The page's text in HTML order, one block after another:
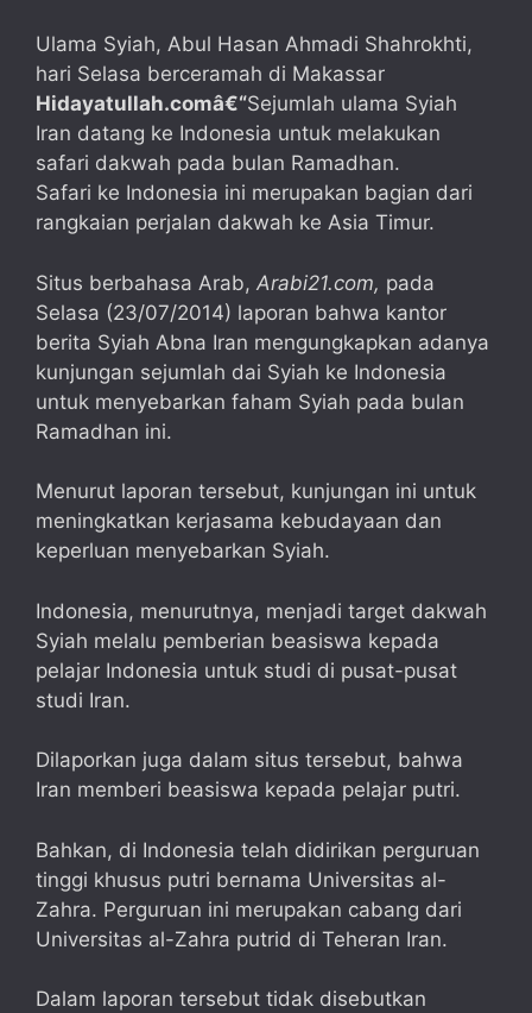
Ulama Syiah, Abul Hasan Ahmadi Shahrokhti,
hari Selasa berceramah di Makassar
Hidayatullah.comâ€“Sejumlah ulama Syiah
Iran datang ke Indonesia untuk melakukan
safari dakwah pada bulan Ramadhan.
Safari ke Indonesia ini merupakan bagian dari
rangkaian perjalan dakwah ke Asia Timur.
Situs berbahasa Arab, Arabi21.com, pada
Selasa (23/07/2014) laporan bahwa kantor
berita Syiah Abna Iran mengungkapkan adanya
kunjungan sejumlah dai Syiah ke Indonesia
untuk menyebarkan faham Syiah pada bulan
Ramadhan ini.
Menurut laporan tersebut, kunjungan ini untuk
meningkatkan kerjasama kebudayaan dan
keperluan menyebarkan Syiah.
Indonesia, menurutnya, menjadi target dakwah
Syiah melalu pemberian beasiswa kepada
pelajar Indonesia untuk studi di pusat-pusat
studi Iran.
Dilaporkan juga dalam situs tersebut, bahwa
Iran memberi beasiswa kepada pelajar putri.
Bahkan, di Indonesia telah didirikan perguruan
tinggi khusus putri bernama Universitas al-
Zahra. Perguruan ini merupakan cabang dari
Universitas al-Zahra putrid di Teheran Iran.
Dalam laporan tersebut tidak disebutkan